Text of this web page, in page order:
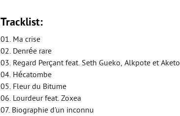
Tracklist:
01. Ma crise
02. Denrée rare
03. Regard Perçant feat. Seth Gueko, Alkpote et Aketo
04. Hécatombe
05. Fleur du Bitume
06. Lourdeur feat. Zoxea
07. Biographie d'un inconnu